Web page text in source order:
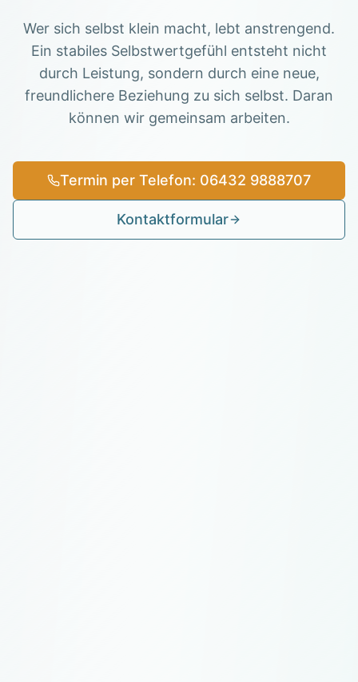
Wer sich selbst klein macht, lebt anstrengend.
Ein stabiles Selbstwertgefühl entsteht nicht
durch Leistung, sondern durch eine neue,
freundlichere Beziehung zu sich selbst. Daran
können wir gemeinsam arbeiten.
Termin per Telefon: 06432 9888707
Kontaktformular